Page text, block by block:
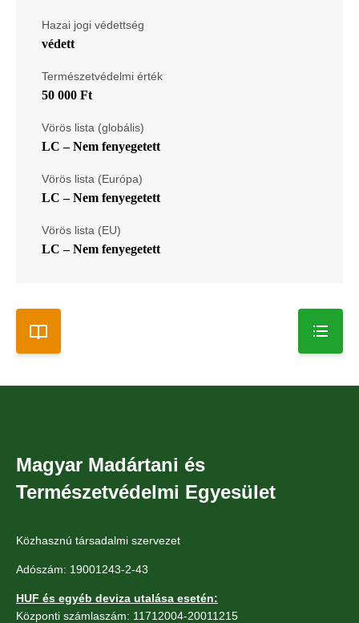
Hazai jogi védettség
védett
Természetvédelmi érték
50 000 Ft
Vörös lista (globális)
LC – Nem fenyegetett
Vörös lista (Európa)
LC – Nem fenyegetett
Vörös lista (EU)
LC – Nem fenyegetett
Magyar Madártani és
Természetvédelmi Egyesület
Közhasznú társadalmi szervezet
Adószám: 19001243-2-43
HUF és egyéb deviza utalása esetén:
Központi számlaszám: 11712004-20011215